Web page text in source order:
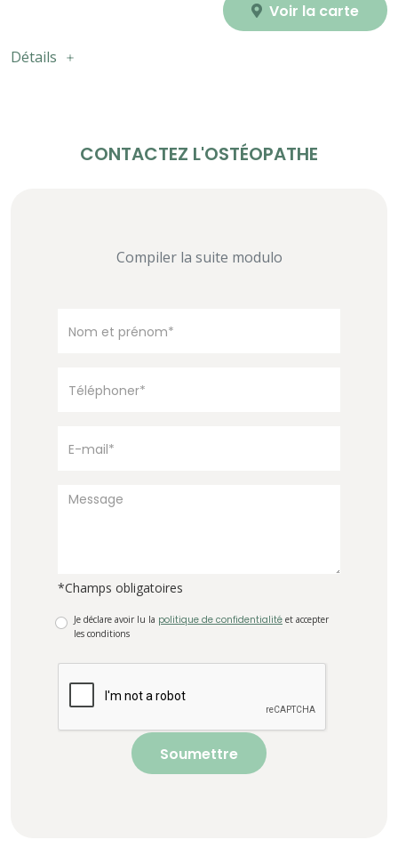
Voir la carte
Détails
CONTACTEZ L'OSTÉOPATHE
Compiler la suite modulo
*Champs obligatoires
Je déclare avoir lu la politique de confidentialité et accepter
les conditions
Soumettre